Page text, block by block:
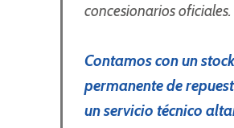
concesionarios oficiales.
Contamos con un
permanente de
un servicio técnico